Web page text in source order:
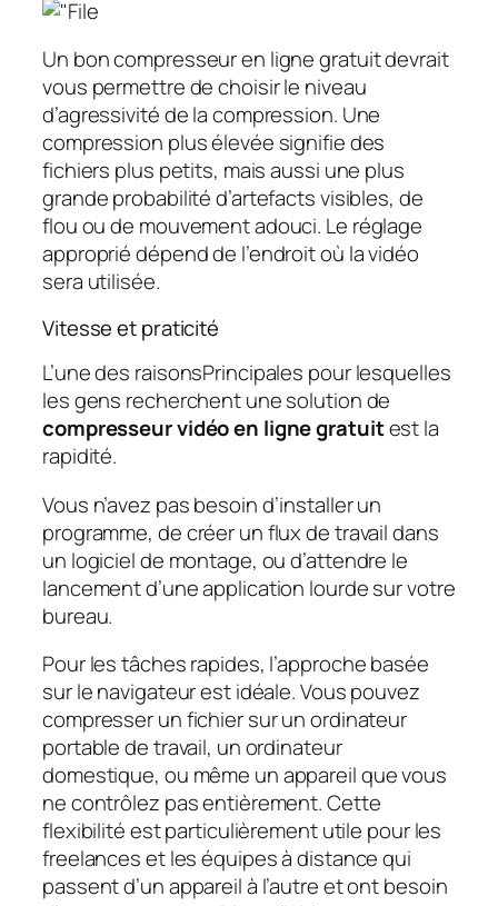
Un bon compresseur en ligne gratuit devrait
vous permettre de choisir le niveau
d’agressivité de la compression. Une
compression plus élevée signifie des
fichiers plus petits, mais aussi une plus
grande probabilité d’artefacts visibles, de
flou ou de mouvement adouci. Le réglage
approprié dépend de l’endroit où la vidéo
sera utilisée.
Vitesse et praticité
L’une des raisonsPrincipales pour lesquelles
les gens recherchent une solution de
compresseur vidéo en ligne gratuitest la
rapidité.
Vous n’avez pas besoin d’installer un
programme, de créer un flux de travail dans
un logiciel de montage, ou d’attendre le
lancement d’une application lourde sur votre
bureau.
Pour les tâches rapides, l’approche basée
sur le navigateur est idéale. Vous pouvez
compresser un fichier sur un ordinateur
portable de travail, un ordinateur
domestique, ou même un appareil que vous
ne contrôlez pas entièrement. Cette
flexibilité est particulièrement utile pour les
freelances et les équipes à distance qui
passent d’un appareil à l’autre et ont besoin